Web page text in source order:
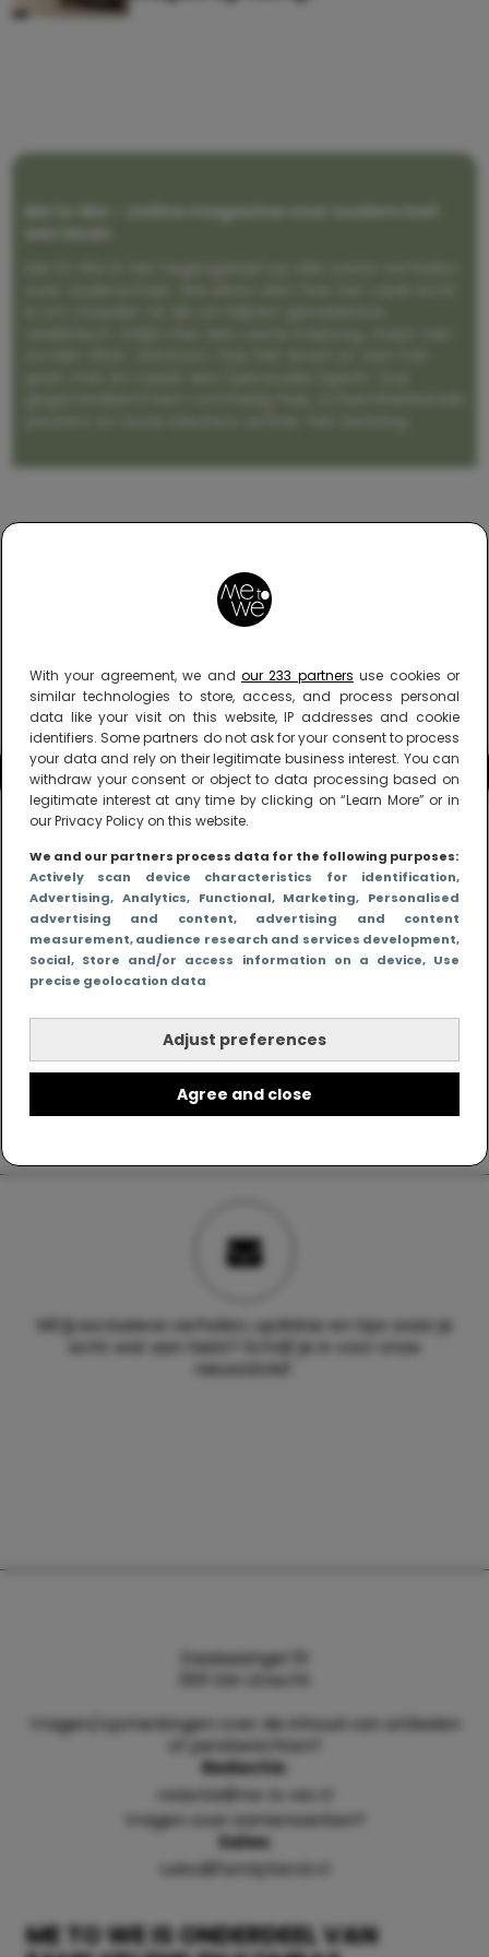
With your agreement, we and our 233 partners use cookies or
similar technologies to store, access, and process personal
data like your visit on this website, IP addresses and cookie
identifiers. Some partners do not ask for your consent to process
your data and rely on their legitimate business interest. You can
withdraw your consent or object to data processing based on
legitimate interest at any time by clicking on “Learn More” or in
our Privacy Policy on this website.
We and our partners process data for the following purposes:
Actively scan device characteristics for identification,
Advertising, Analytics, Functional, Marketing, Personalised
advertising and content, advertising and content
measurement, audience research and services development,
Social, Store and/or access information on a device, Use
precise geolocation data
Adjust preferences
Agree and close
Me to We – online magazine voor ouders met
Wil jij exclusieve verhalen, updates en tips waar je
echt wat aan hebt? Schrijf je in voor onze
nieuwsbrief.
ME TO WE IS ONDERDEEL VAN
Daalsesingel 51
3511 SW Utrecht
Vragen/opmerkingen over de inhoud van artikelen
of persberichten?
Redactie:
redactie@me-to-we.nl
Vragen over samenwerken?
Sales:
sales@familyblend.nl